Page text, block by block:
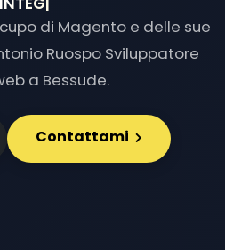
di Magento e delle sue
Ruospo Sviluppatore
a Bessude.
Contattami